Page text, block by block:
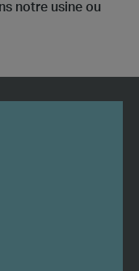
notre usine ou